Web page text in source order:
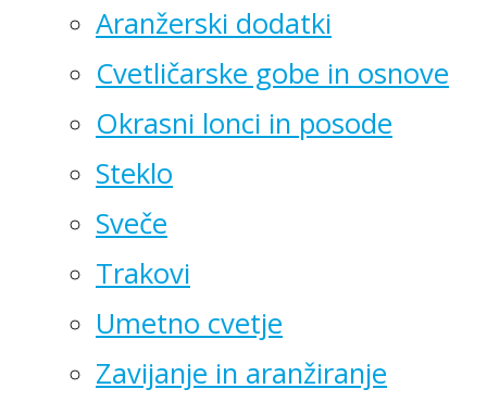
Aranžerski dodatki
Cvetličarske gobe in osnove
Okrasni lonci in posode
Steklo
Sveče
Trakovi
Umetno cvetje
Zavijanje in aranžiranje